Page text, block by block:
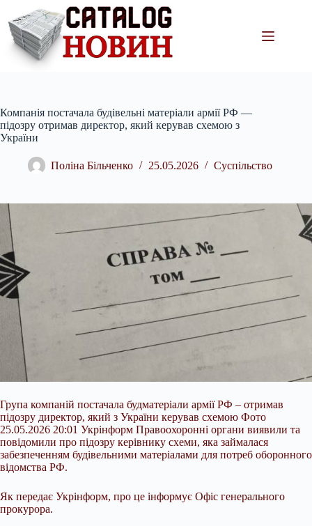
вмісту
Компанія постачала будівельні матеріали армії РФ —
підозру отримав директор, який керував схемою з
України
Поліна Більченко 25.05.2026 Суспільство
Група компаній постачала будматеріали армії РФ – отримав
підозру директор, який з України керував схемою Фото
25.05.2026 20:01 Укрінформ Правоохоронні органи виявили та
повідомили про підозру керівнику схеми, яка займалася
забезпеченням будівельними матеріалами для потреб оборонного
відомства РФ.
Як передає Укрінформ, про це інформує Офіс генерального
прокурора.